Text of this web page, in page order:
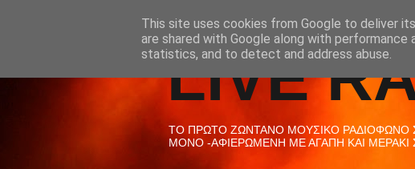
LIVE
ΤΟ ΠΡΩΤΟ ΖΩΝΤΑΝΟ ΜΟΥΣΙΚΟ ΡΑΔΙΟΦΩΝΟ
ΜΟΝΟ -ΑΦΙΕΡΩΜΕΝΗ ΜΕ ΑΓΑΠΗ ΚΑΙ ΜΕΡΑΚΙ
This site uses cookies from Google to deliver
are shared with Google along with
statistics, and to detect and address abuse.